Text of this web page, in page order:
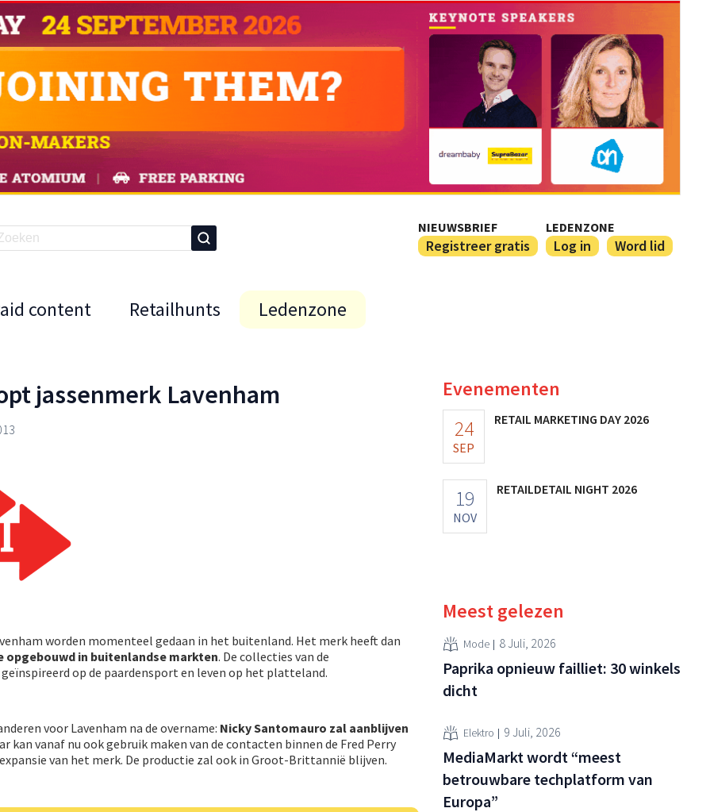
NIEUWSBRIEF
Registreer gratis
LEDENZONE
Log in Word lid
content Retailhunts Ledenzone
jassenmerk Lavenham
worden momenteel gedaan in het buitenland. Het merk heeft dan
opgebouwd in buitenlandse markten. De collecties van de
op de paardensport en leven op het platteland.
voor Lavenham na de overname: Nicky Santomauro zal aanblijven
kan vanaf nu ook gebruik maken van de contacten binnen de Fred Perry
van het merk. De productie zal ook in Groot-Brittannië blijven.
Evenementen
24
SEP
RETAIL MARKETING DAY 2026
19
NOV
RETAILDETAIL NIGHT 2026
Meest gelezen
Mode 8 Juli, 2026
Paprika opnieuw failliet: 30 winkels
dicht
Elektro 9 Juli, 2026
MediaMarkt wordt “meest
betrouwbare techplatform van
Europa”